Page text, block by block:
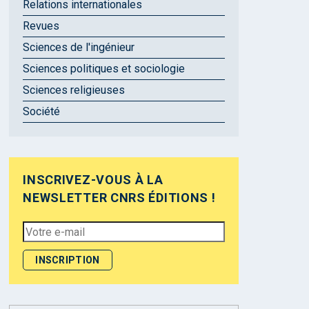
Relations internationales
Revues
Sciences de l'ingénieur
Sciences politiques et sociologie
Sciences religieuses
Société
INSCRIVEZ-VOUS À LA
NEWSLETTER CNRS ÉDITIONS !